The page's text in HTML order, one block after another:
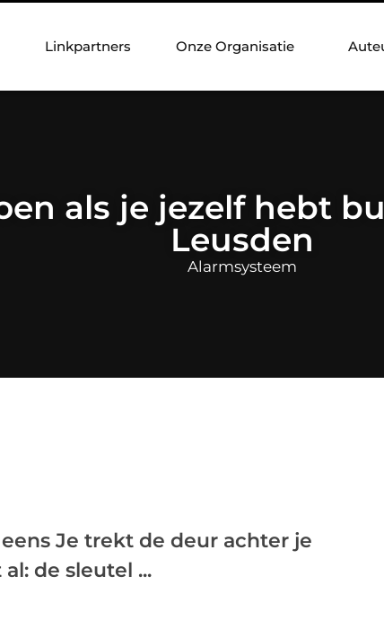
Linkpartners Onze Organisatie
als je jezelf hebt
Leusden
Alarmsysteem
Je trekt de deur achter je
de sleutel ...